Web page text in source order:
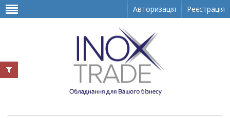
Авторизація Реєстрація